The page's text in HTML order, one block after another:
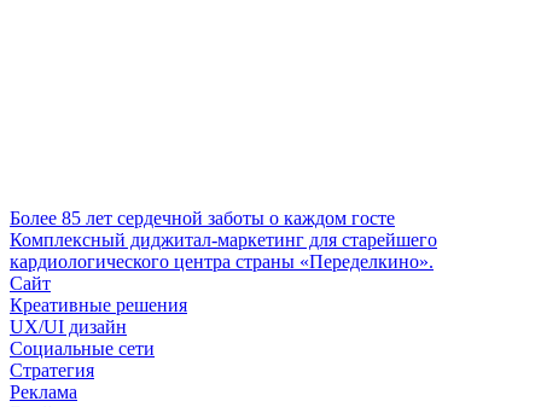
Более 85 лет сердечной заботы о каждом госте
Комплексный диджитал-маркетинг для старейшего
кардиологического центра страны «Переделкино».
Сайт
Креативные решения
UX/UI дизайн
Социальные сети
Стратегия
Реклама